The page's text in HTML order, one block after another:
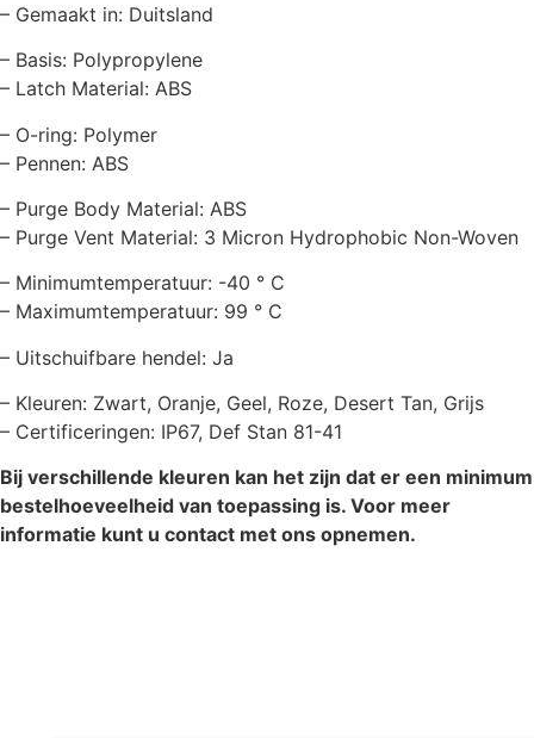
– Gemaakt in: Duitsland
– Basis: Polypropylene
– Latch Material: ABS
– O-ring: Polymer
– Pennen: ABS
– Purge Body Material: ABS
– Purge Vent Material: 3 Micron Hydrophobic Non-Woven
– Minimumtemperatuur: -40 ° C
– Maximumtemperatuur: 99 ° C
– Uitschuifbare hendel: Ja
– Kleuren: Zwart, Oranje, Geel, Roze, Desert Tan, Grijs
– Certificeringen: IP67, Def Stan 81-41
Bij verschillende kleuren kan het zijn dat er een minimum
bestelhoeveelheid van toepassing is. Voor meer
informatie kunt u contact met ons opnemen.